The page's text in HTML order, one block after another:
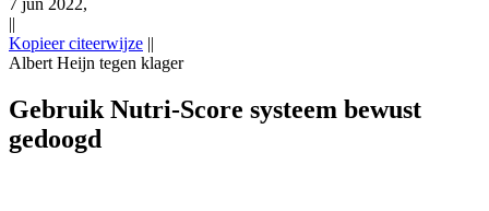
7 jun 2022,
||
Kopieer citeerwijze ||
Albert Heijn tegen klager
Heijn tegen klager ), https://redactie-
delex.cshark.nl/artikelen/gebruik-nutri-score-systeem-bewust-
gedoogd
Gebruik Nutri-Score systeem bewust
gedoogd